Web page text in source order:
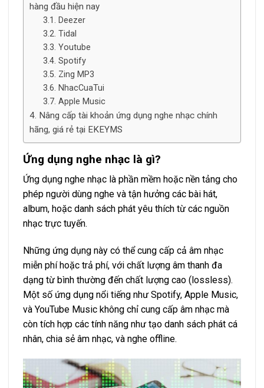
hàng đầu hiện nay
Deezer
Tidal
Youtube
Spotify
Zing MP3
NhacCuaTui
Apple Music
Nâng cấp tài khoản ứng dụng nghe nhạc chính
hãng, giá rẻ tại EKEYMS
Ứng dụng nghe nhạc là gì?
Ứng dụng nghe nhạc là phần mềm hoặc nền tảng cho
phép người dùng nghe và tận hưởng các bài hát,
album, hoặc danh sách phát yêu thích từ các nguồn
nhạc trực tuyến.
Những ứng dụng này có thể cung cấp cả âm nhạc
miễn phí hoặc trả phí, với chất lượng âm thanh đa
dạng từ bình thường đến chất lượng cao (lossless).
Một số ứng dụng nổi tiếng như Spotify, Apple Music,
và YouTube Music không chỉ cung cấp âm nhạc mà
còn tích hợp các tính năng như tạo danh sách phát cá
nhân, chia sẻ âm nhạc, và nghe offline.